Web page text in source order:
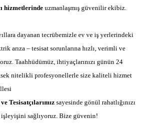
hizmetlerindeuzmanlaşmış güvenilir ekibiz.
dayanan tecrübemizle ev ve iş yerlerindeki
arıza –tesisat sorunlarına hızlı, verimli ve
Taahhüdümüz, ihtiyaçlarınızı günün 24
nitelikli profesyonellerle size kaliteli hizmet
Tesisatçılarımızsayesinde gönül rahatlığınızı
sağlıyoruz. Bize güvenin!